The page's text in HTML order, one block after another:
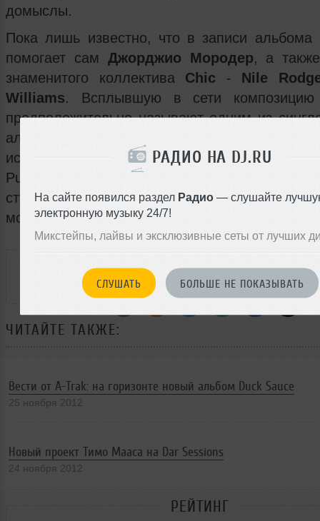
РАДИО НА DJ.RU
На сайте появился раздел Радио — слушайте
электронную музыку 24/7!
Микстейпы, лайвы и эксклюзивные сеты от лучших
СЛУШАТЬ БОЛЬШЕ НЕ ПОКАЗЫВАТЬ
домыслы.
Пока лишь известно, что в записи альбома
помогает сам Джорджио Мородер, а
знаменитого коллектива Chic - Nile
Williams. Всплывшую в сети композицию
предположительно называют одним из
альбома. Но здесь возникают споры о
использовании Ableton и о непохожести
Punk. При этом многие отмечают, что
студии с Джорджио Мородером долго
могло не наложить свой отпечаток...
ЧИТАЙТЕ ТАКЖЕ:
Вести от A-Trak: на горизонте новый альбом Duck Sauce
25 ноября 2012
Новый проект Тимо Мааса на Dar Sessions
24 ноября 2012
РЕЙТИНГ